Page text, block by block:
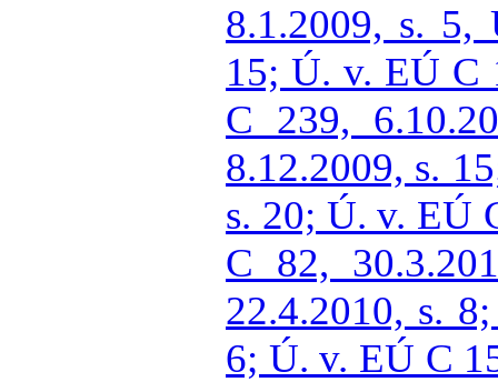
8.1.2009, s. 5,
15; Ú. v. EÚ C
C 239,
8.12.2009, s.
s. 20; Ú. v. EÚ
C 82,
22.4.2010, s.
6; Ú. v. EÚ C